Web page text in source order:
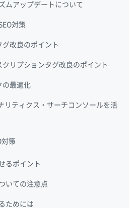
ムアップデートについて
対策
グ改良のポイント
クリプションタグ改良のポイント
の最適化
リティクス・サーチコンソールを活
対策
るポイント
いての注意点
ためには